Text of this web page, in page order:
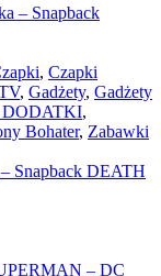
, Czapki
, Gadżety, Gadżety
,
Bohater, Zabawki
Snapback DEATH